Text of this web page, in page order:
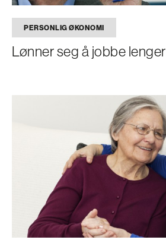
PERSONLIG ØKONOMI
Lønner seg å jobbe lenger